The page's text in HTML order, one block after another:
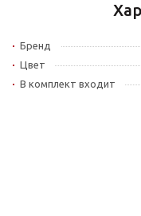
Бренд
Цвет
В комплект входит